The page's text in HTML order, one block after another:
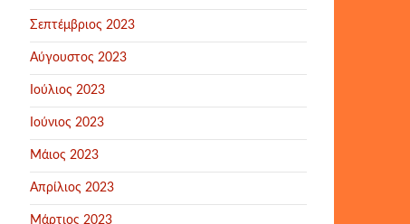
Σεπτέμβριος 2023
Αύγουστος 2023
Ιούλιος 2023
Ιούνιος 2023
Μάιος 2023
Απρίλιος 2023
Μάρτιος 2023